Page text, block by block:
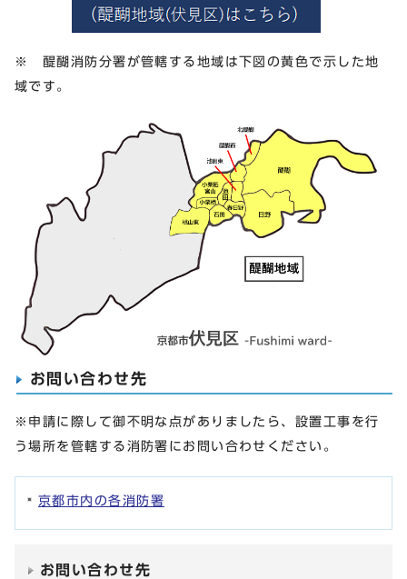
※ 醍醐消防分署が管轄する地域は下図の黄色で示した地
域です。
お問い合わせ先
※申請に際して御不明な点がありましたら、設置工事を行
う場所を管轄する消防署にお問い合わせください。
京都市内の各消防署
お問い合わせ先